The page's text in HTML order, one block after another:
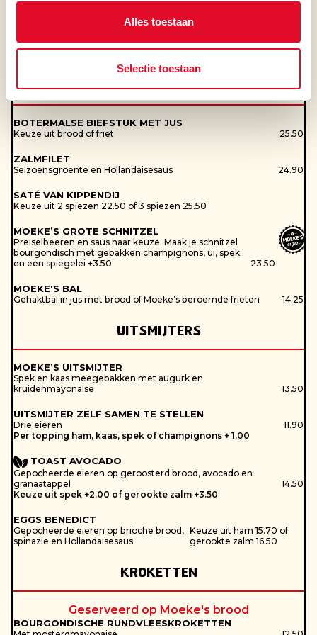
Alles toestaan
Selectie toestaan
Sporen van Noten
Sporen van Pinda's
Selderij
Sporen van Selderij
Sporen van Sesam
Sporen van Soja
Sporen van Sulfiet
Vis
Weekdieren
Let op:
KROKANTE KIPBURGER
pittige mayonaise
18.50
WARME LUNCH
BOTERMALSE BIEFSTUK MET JUS
Keuze uit brood of friet 25.50
ZALMFILET
Seizoensgroente en Hollandaisesaus 24.90
SATÉ VAN KIPPENDIJ
Keuze uit 2 spiezen 22.50 of 3 spiezen 25.50
MOEKE’S GROTE SCHNITZEL
Preiselbeeren en saus naar keuze. Maak je schnitzel
bourgondisch met gebakken champignons, ui, spek
en een spiegelei +3.50
23.50
MOEKE'S BAL
Gehaktbal in jus met brood of Moeke’s beroemde frieten 14.25
UITSMIJTERS
MOEKE’S UITSMIJTER
Spek en kaas meegebakken met augurk en
kruidenmayonaise
13.50
UITSMIJTER ZELF SAMEN TE STELLEN
Drie eieren
11.90
Per topping ham, kaas, spek of champignons + 1.00
TOAST AVOCADO
Gepocheerde eieren op geroosterd brood, avocado en
granaatappel
14.50
Keuze uit spek +2.00 of gerookte zalm +3.50
EGGS BENEDICT
Gepocheerde eieren op brioche brood,
spinazie en Hollandaisesaus
Keuze uit ham 15.70 of
gerookte zalm 16.50
KROKETTEN
Geserveerd op Moeke's brood
BOURGONDISCHE RUNDVLEESKROKETTEN